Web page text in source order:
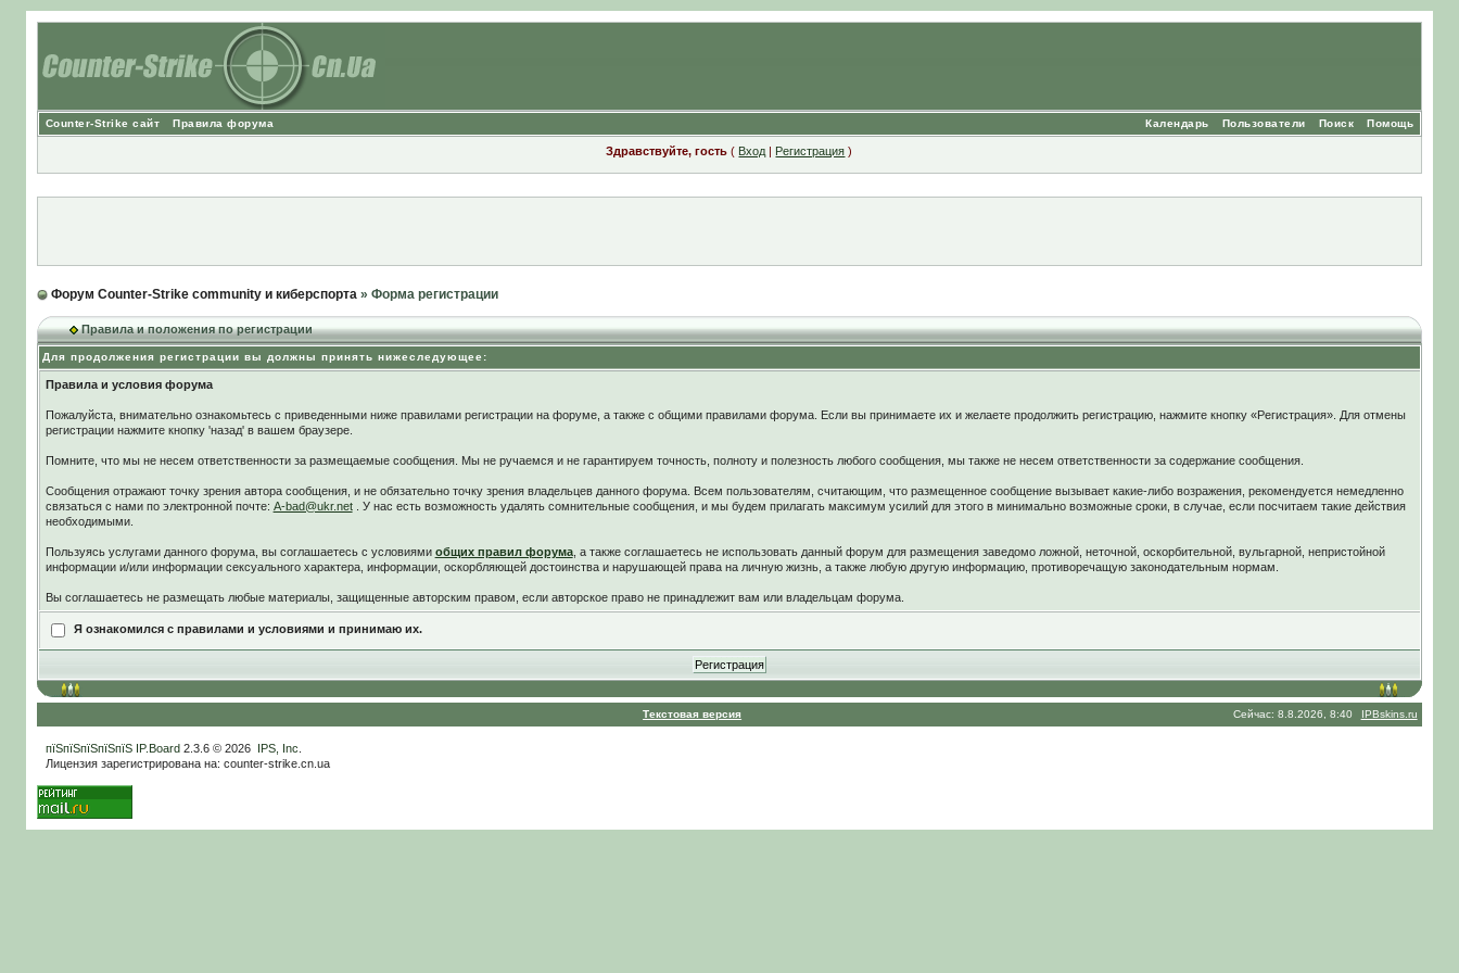
Counter-Strike сайт Правила форума Помощь
Поиск
Пользователи
Календарь
Здравствуйте, гость ( Вход | Регистрация )
Форум Counter-Strike community и киберспорта» Форма регистрации
Правила и положения по регистрации
Для продолжения регистрации вы должны принять нижеследующее:
Правила и условия форума
Пожалуйста, внимательно ознакомьтесь с приведенными ниже правилами регистрации на форуме, а также с общими правилами форума. Если вы принимаете их и желаете продолжить регистрацию, нажмите кнопку «Регистрация». Для отмены
регистрации нажмите кнопку 'назад' в вашем браузере.
Помните, что мы не несем ответственности за размещаемые сообщения. Мы не ручаемся и не гарантируем точность, полноту и полезность любого сообщения, мы также не несем ответственности за содержание сообщения.
Сообщения отражают точку зрения автора сообщения, и не обязательно точку зрения владельцев данного форума. Всем пользователям, считающим, что размещенное сообщение вызывает какие-либо возражения, рекомендуется немедленно
связаться с нами по электронной почте: A-bad@ukr.net. У нас есть возможность удалять сомнительные сообщения, и мы будем прилагать максимум усилий для этого в минимально возможные сроки, в случае, если посчитаем такие действия
необходимыми.
Пользуясь услугами данного форума, вы соглашаетесь c условиями общих правил форума, а также соглашаетесь не использовать данный форум для размещения заведомо ложной, неточной, оскорбительной, вульгарной, непристойной
информации и/или информации сексуального характера, информации, оскорбляющей достоинства и нарушающей права на личную жизнь, а также любую другую информацию, противоречащую законодательным нормам.
Вы соглашаетесь не размещать любые материалы, защищенные авторским правом, если авторское право не принадлежит вам или владельцам форума.
Я ознакомился с правилами и условиями и принимаю их.
Текстовая версия Сейчас: 8.8.2026, 8:40 IPBskins.ru
пїЅпїЅпїЅпїЅпїЅ IP.Board2.3.6 © 2026 IPS, Inc
Лицензия зарегистрирована на: counter-strike.cn.ua